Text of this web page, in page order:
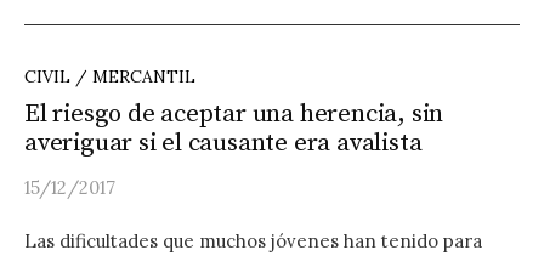
CIVIL / MERCANTIL
El riesgo de aceptar una herencia, sin
averiguar si el causante era avalista
15/12/2017
Las dificultades que muchos jóvenes han tenido para